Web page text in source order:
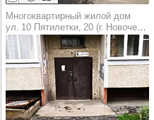
Многоквартирный жилой дом
ул. 10 Пятилетки, 20 (г. Новочебоксарск)